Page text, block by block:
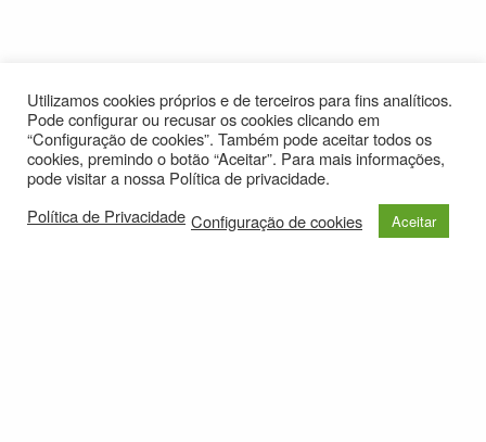
Utilizamos cookies próprios e de terceiros para fins analíticos.
Pode configurar ou recusar os cookies clicando em
“Configuração de cookies”. Também pode aceitar todos os
cookies, premindo o botão “Aceitar”. Para mais informações,
pode visitar a nossa Política de privacidade.
Política de Privacidade Configuração de cookies Aceitar